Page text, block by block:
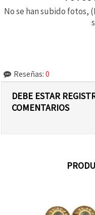
No se han subido fotos,
Reseñas: 0
DEBE ESTAR
COMENTARIOS